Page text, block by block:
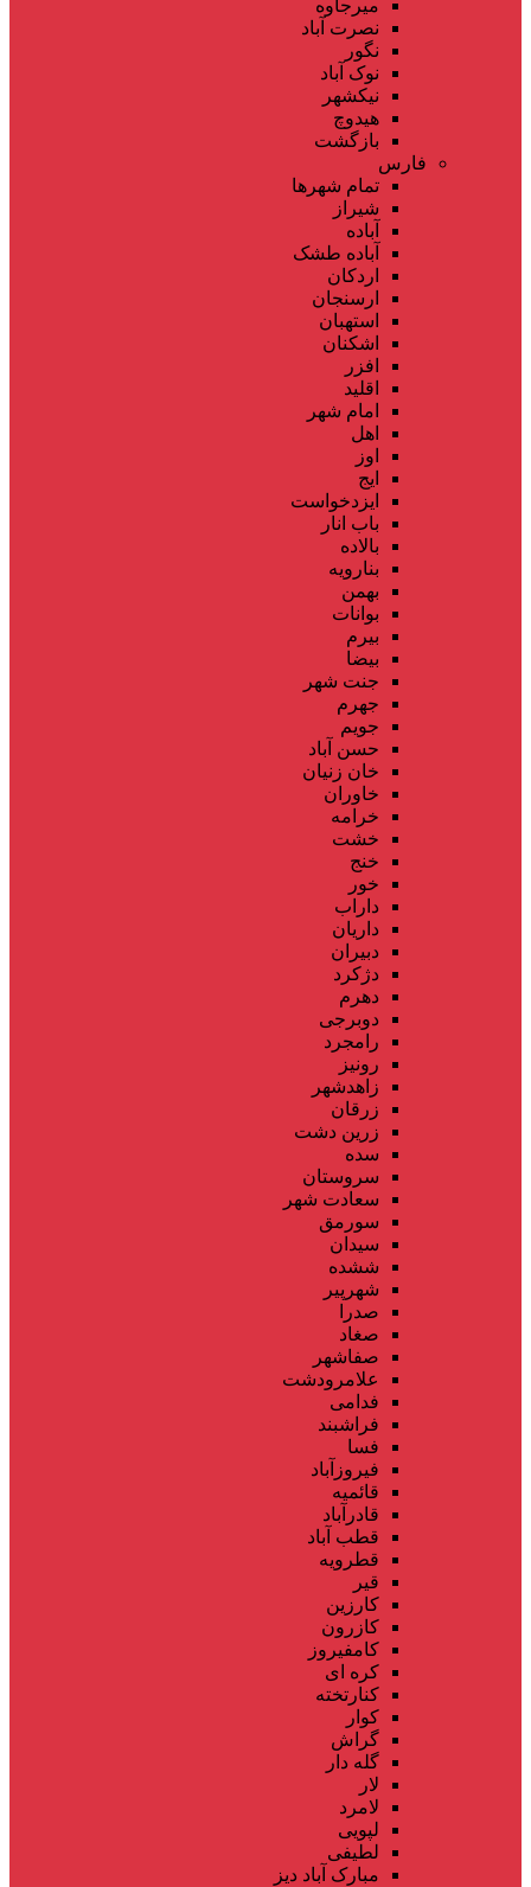
میرجاوه
نصرت آباد
نگور
نوک آباد
نیکشهر
هیدوچ
بازگشت
فارس
تمام شهر‌ها
شیراز
آباده
آباده طشک
اردکان
ارسنجان
استهبان
اشکنان
افزر
اقلید
امام شهر
اهل
اوز
ایج
ایزدخواست
باب انار
بالاده
بنارویه
بهمن
بوانات
بیرم
بیضا
جنت شهر
جهرم
جویم
حسن آباد
خان زنیان
خاوران
خرامه
خشت
خنج
خور
داراب
داریان
دبیران
دژکرد
دهرم
دوبرجی
رامجرد
رونیز
زاهدشهر
زرقان
زرین دشت
سده
سروستان
سعادت شهر
سورمق
سیدان
ششده
شهرپیر
صدرا
صغاد
صفاشهر
علامرودشت
فدامی
فراشبند
فسا
فیروزآباد
قائمیه
قادرآباد
قطب آباد
قطرویه
قیر
کارزین
کازرون
کامفیروز
کره ای
کنارتخته
کوار
گراش
گله دار
لار
لامرد
لپویی
لطیفی
مبارک آباد دیز